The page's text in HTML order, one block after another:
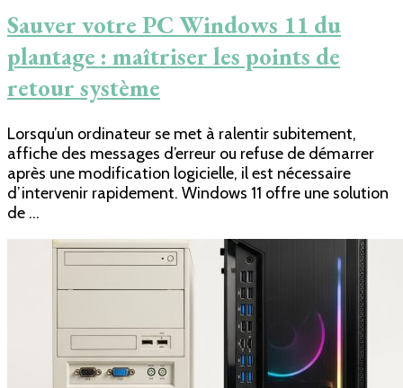
Sauver votre PC Windows 11 du
plantage : maîtriser les points de
retour système
Lorsqu’un ordinateur se met à ralentir subitement,
affiche des messages d’erreur ou refuse de démarrer
après une modification logicielle, il est nécessaire
d’intervenir rapidement. Windows 11 offre une solution
de …